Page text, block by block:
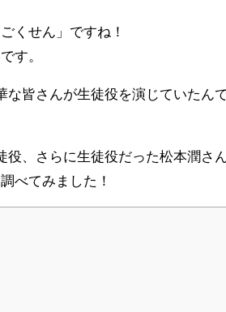
くせん」ですね！
す。
な皆さんが生徒役を演じていたん
役、さらに生徒役だった松本潤さ
べてみました！